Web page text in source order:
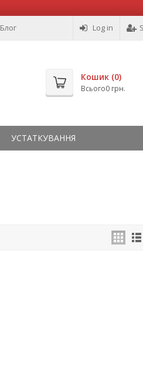
Блог Log in
Кошик (0)
Всього0 грн.
УСТАТКУВАННЯ